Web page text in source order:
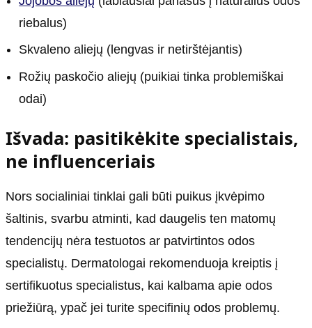
riebalus)
Skvaleno aliejų (lengvas ir netirštėjantis)
Rožių paskočio aliejų (puikiai tinka problemiškai
odai)
Išvada: pasitikėkite specialistais,
ne influenceriais
Nors socialiniai tinklai gali būti puikus įkvėpimo
šaltinis, svarbu atminti, kad daugelis ten matomų
tendencijų nėra testuotos ar patvirtintos odos
specialistų. Dermatologai rekomenduoja kreiptis į
sertifikuotus specialistus, kai kalbama apie odos
priežiūrą, ypač jei turite specifinių odos problemų.